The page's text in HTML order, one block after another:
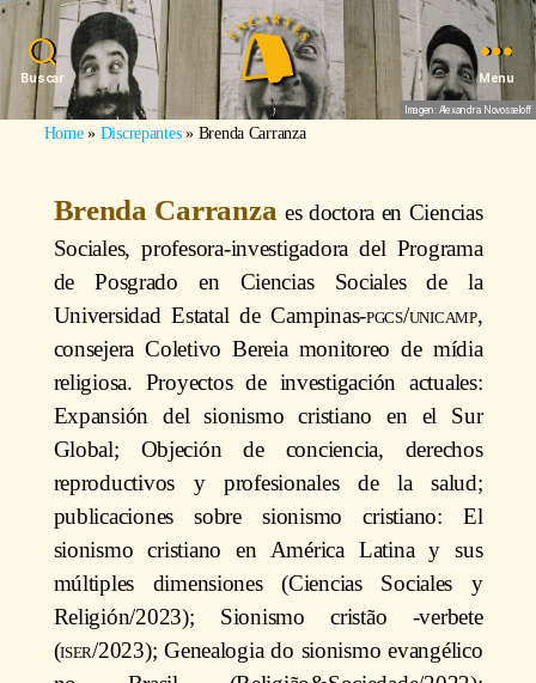
Buscar Menu
Imagen: Alexandra Novosseloff
Home» Discrepantes» Brenda Carranza
Brenda Carranza es doctora en Ciencias
Sociales, profesora-investigadora del Programa
de Posgrado en Ciencias Sociales de la
Universidad Estatal de Campinas-pgcs/unicamp,
consejera Coletivo Bereia monitoreo de mídia
religiosa. Proyectos de investigación actuales:
Expansión del sionismo cristiano en el Sur
Global; Objeción de conciencia, derechos
reproductivos y profesionales de la salud;
publicaciones sobre sionismo cristiano: El
sionismo cristiano en América Latina y sus
múltiples dimensiones (Ciencias Sociales y
Religión/2023); Sionismo cristão -verbete
(iser/2023); Genealogia do sionismo evangélico